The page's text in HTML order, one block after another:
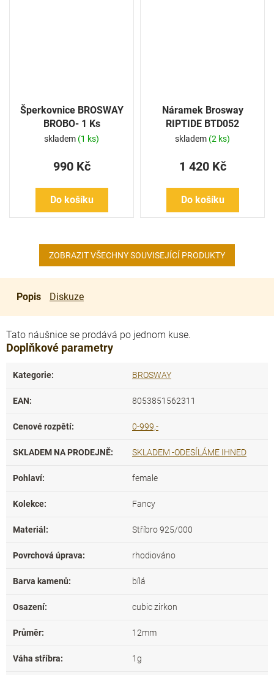
Šperkovnice BROSWAY
BROBO- 1 Ks
skladem (1 ks)
990 Kč
Do košíku
Náramek Brosway
RIPTIDE BTD052
skladem (2 ks)
1 420 Kč
Do košíku
ZOBRAZIT VŠECHNY SOUVISEJÍCÍ PRODUKTY
Popis Diskuze
Tato náušnice se prodává po jednom kuse.
Doplňkové parametry
Kategorie: BROSWAY
EAN: 8053851562311
Cenové rozpětí: 0-999,-
SKLADEM NA PRODEJNĚ: SKLADEM -ODESÍLÁME IHNED
Pohlaví: female
Kolekce: Fancy
Materiál : Stříbro 925/000
Povrchová úprava: rhodiováno
Barva kamenů: bílá
Osazení: cubic zirkon
Průměr: 12mm
Váha stříbra: 1g